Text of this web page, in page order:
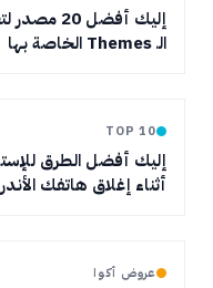
إليك
الـ Themes الخاصة بها
TOP 10
إليك أفضل الطرق
أثناء إغلاق هاتفك
عروض أكوا